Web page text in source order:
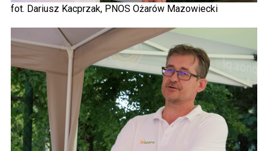
fot. Dariusz Kacprzak, PNOS Ożarów Mazowiecki